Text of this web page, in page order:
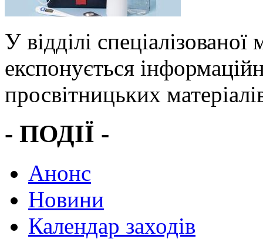
У відділі
експонується
просвітницьких
- ПОДІЇ -
Анонс
Новини
Календар заходів